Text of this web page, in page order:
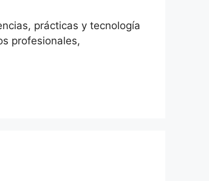
prácticas y tecnología
profesionales,